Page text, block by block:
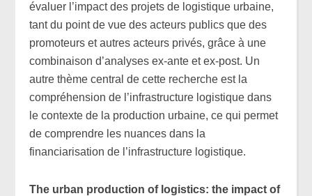
évaluer l’impact des projets de logistique urbaine,
tant du point de vue des acteurs publics que des
promoteurs et autres acteurs privés, grâce à une
combinaison d’analyses ex-ante et ex-post. Un
autre thème central de cette recherche est la
compréhension de l’infrastructure logistique dans
le contexte de la production urbaine, ce qui permet
de comprendre les nuances dans la
financiarisation de l’infrastructure logistique.
The urban production of logistics: the impact of